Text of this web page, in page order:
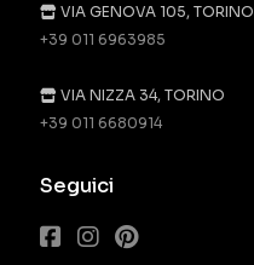
VIA GENOVA 105, TORINO
+39 011 6963985
VIA NIZZA 34, TORINO
+39 011 6680914
Seguici